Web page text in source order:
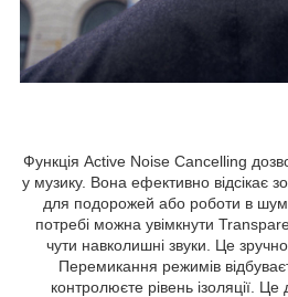
Функція Active Noise Cancelling
у музику. Вона ефективно відсікає
для подорожей або роботи в
потребі можна увімкнути
чути навколишні звуки. Це
Перемикання режимів
контролюєте рівень ізоляції. Це